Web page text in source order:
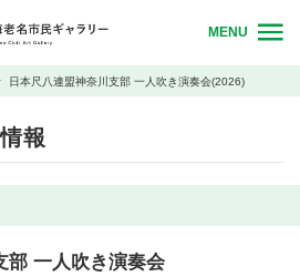
MENU
日本尺八連盟神奈川支部 一人吹き演奏会(2026)
報
部 一人吹き演奏会